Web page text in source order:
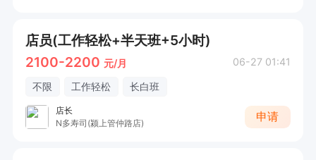
店员(工作轻松+半天班+5小时)
2100-2200 元/月 06-27 01:41
不限 工作轻松 长白班
店长
N多寿司(颍上管仲路店)
申请